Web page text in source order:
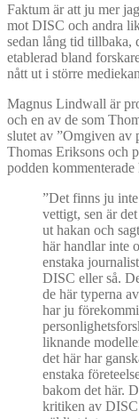
Faktum är att ju mer
mot DISC och andra
sedan lång tid tillbaka,
etablerad bland
nått ut i större
Magnus Lindwall är
och en av de som
slutet av ”Omgiven av
Thomas Eriksons och
podden
”Det finns ju
vettigt, sen är
ut hakan och
här handlar inte
enstaka
DISC eller så.
de här typerna
har ju
liknande
det här har
enstaka
bakom det här.
kritiken av DISC